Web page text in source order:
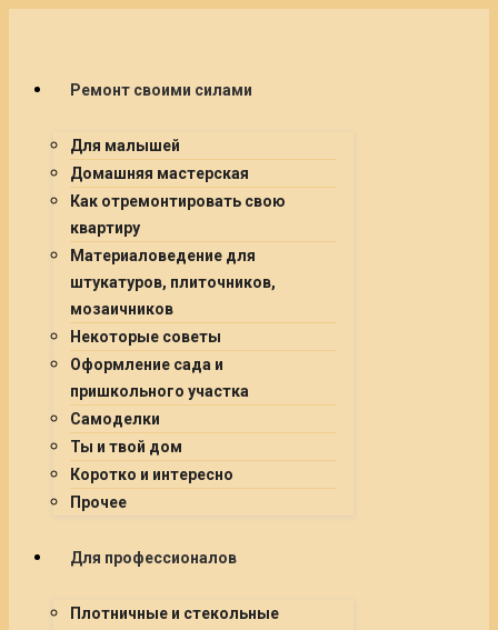
Ремонт своими силами
Для малышей
Домашняя мастерская
Как отремонтировать свою
квартиру
Материаловедение для
штукатуров, плиточников,
мозаичников
Некоторые советы
Оформление сада и
пришкольного участка
Самоделки
Ты и твой дом
Коротко и интересно
Прочее
Для профессионалов
Плотничные и стекольные